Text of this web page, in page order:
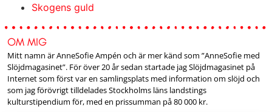
Skogens guld
OM MIG
Mitt namn är AnneSofie Ampén och är mer känd som ”AnneSofie med
Slöjdmagasinet”. För över 20 år sedan startade jag Slöjdmagasinet på
Internet som först var en samlingsplats med information om slöjd och
som jag förövrigt tilldelades Stockholms läns landstings
kulturstipendium för, med en prissumman på 80 000 kr.